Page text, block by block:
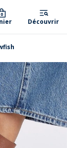
0
Découvrir